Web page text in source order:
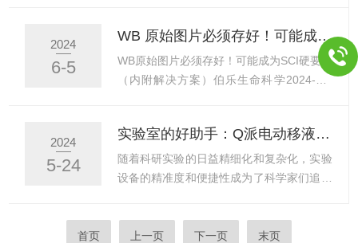
电比色计基本相同，在特定波长下检测被测
物的吸光值，称为光吸收检测
（Absorbance，Abs）。只做吸收光检测的
从而更大限度地保护样品，同时实现更高效
率的分离结果。操作更便利：轻便的指压式
离心机盖锁定设计，更加符合人体工程学理
护：压缩技术可有效减少运行振动。旋钮
式：满足更多应用：可选配转子扩展至6
个，包括5ml离心管固定角转和PCR8联管
2024
6-5
WB 原始图片必须存好！可能成为 SCI 硬要求（内附解决方案）
WB原始图片必须存好！可能成为SCI硬要求
（内附解决方案）伯乐生命科学2024-06-
SCI返修意见！博二师兄喜提Nature修回通
知，却面临一个棘手问题：编辑要求提供未
剪裁的Blot图片，这让师兄一头雾水。∟生
种，就叫未剪裁的Blot图，就是整张膜的，
2024
5-24
实验室的好助手：Q派电动移液器助力科研实验的高效进行
随着科研实验的日益精细化和复杂化，实验
设备的精准度和便捷性成为了科学家们追求
实验室中不能或缺的新利器，为科研实验的
首页 上一页 下一页 末页